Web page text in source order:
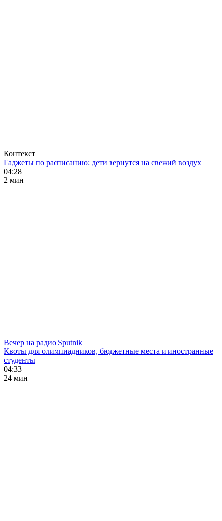
Контекст
Гаджеты по расписанию: дети вернутся на свежий воздух
04:28
2 мин
Вечер на радио Sputnik
Квоты для олимпиадников, бюджетные места и иностранные
студенты
04:33
24 мин